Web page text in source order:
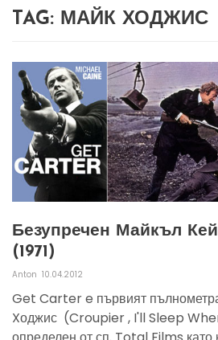
TAG: МАЙК ХОДЖИС
Безупречен Майкъл
(1971)
Anton 10.04.2012
Get Carter e първият
Xоджис (Croupier , I'll Sleep